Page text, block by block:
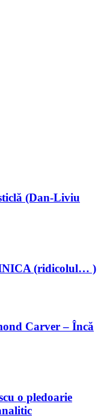
(Dan-Liviu
(ridicolul… )
Carver – Încă
o pledoarie